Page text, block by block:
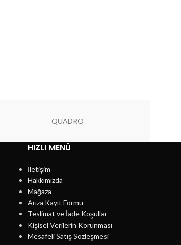
QUADRO
HIZLI MENÜ
İletişim
Hakkımızda
Mağaza
Arıza Kayıt Formu
Teslimat ve İade Koşullar
Kişisel Verilerin Korunması
Mesafeli Satış Sözleşmesi